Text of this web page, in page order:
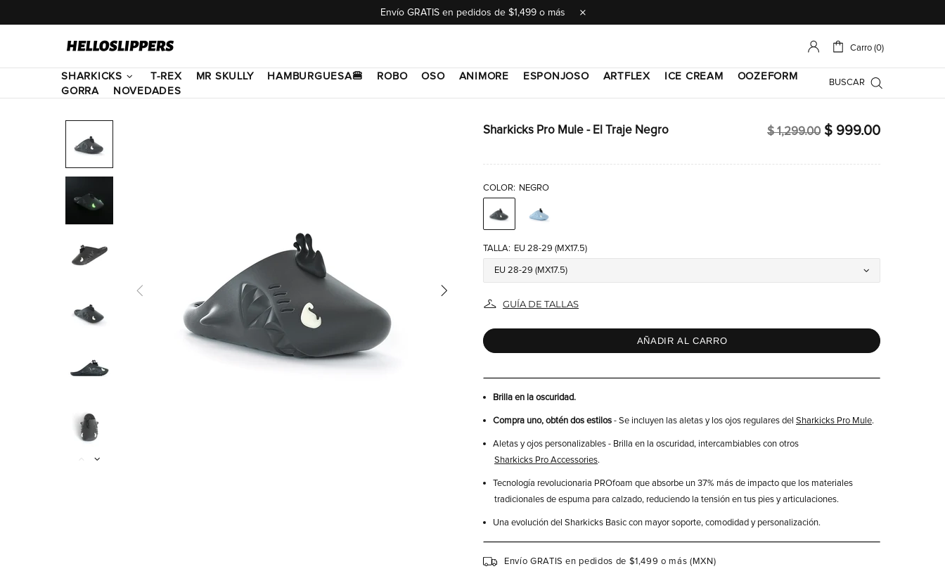
Envío GRATIS en pedidos de $1,499 o más
Carro (0)
SHARKICKS T-REX MR SKULLY HAMBURGUESA🍔 ROBO OSO ANIMORE ESPONJOSO ARTFLEX ICE CREAM
OOZEFORM
GORRA
NOVEDADES
BUSCAR
Sharkicks Pro Mule - El Traje Negro $ 1,299.00 $ 999.00
COLOR: NEGRO
TALLA: EU 28-29 (MX17.5)
GUÍA DE TALLAS
AÑADIR AL CARRO
Brilla en la oscuridad.
Compra uno, obtén dos estilos - Se incluyen las aletas y los ojos regulares del Sharkicks Pro Mule.
Aletas y ojos personalizables - Brilla en la oscuridad, intercambiables con otros
Sharkicks Pro Accessories.
Tecnología revolucionaria PROfoam que absorbe un 37% más de impacto que los materiales
tradicionales de espuma para calzado, reduciendo la tensión en tus pies y articulaciones.
Una evolución del Sharkicks Basic con mayor soporte, comodidad y personalización.
Envío GRATIS en pedidos de $1,499 o más (MXN)